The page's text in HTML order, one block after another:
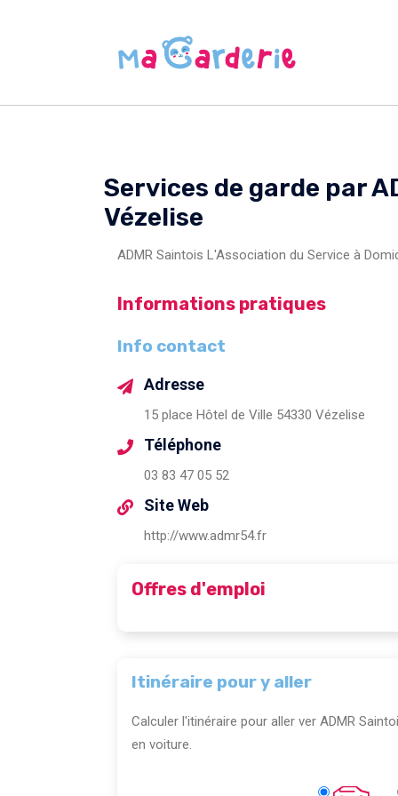
Services de garde par
Vézelise
ADMR Saintois L'Association du Service à
Informations pratiques
Info contact
Adresse
15 place Hôtel de Ville 54330 Vézelise
Téléphone
03 83 47 05 52
Site Web
http://www.admr54.fr
Offres d'emploi
Itinéraire pour y aller
Calculer l'itinéraire pour aller ver ADMR
en voiture.